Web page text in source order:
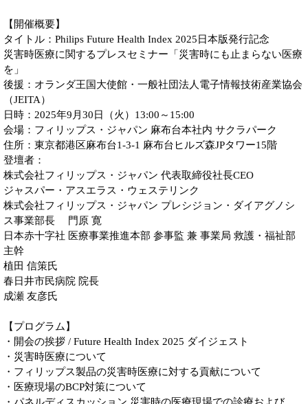
【開催概要】
タイトル：Philips Future Health Index 2025日本版発行記念
災害時医療に関するプレスセミナー「災害時にも止まらない医療
を」
後援：オランダ王国大使館・一般社団法人電子情報技術産業協会
（JEITA）
日時：2025年9月30日（火）13:00～15:00
会場：フィリップス・ジャパン 麻布台本社内 サクラパーク
住所：東京都港区麻布台1-3-1 麻布台ヒルズ森JPタワー15階
登壇者：
株式会社フィリップス・ジャパン 代表取締役社長CEO
ジャスパー・アスエラス・ウェステリンク
株式会社フィリップス・ジャパン プレシジョン・ダイアグノシ
ス事業部長 門原 寛
日本赤十字社 医療事業推進本部 参事監 兼 事業局 救護・福祉部
主幹
植田 信策氏
春日井市民病院 院長
成瀬 友彦氏
【プログラム】
・開会の挨拶 / Future Health Index 2025 ダイジェスト
・災害時医療について
・フィリップス製品の災害時医療に対する貢献について
・医療現場のBCP対策について
・パネルディスカッション 災害時の医療現場での診療および